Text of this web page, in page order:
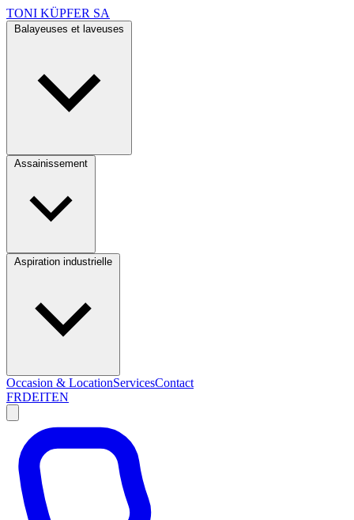
TONI KÜPFER SA
Occasion & LocationServicesContact
FRDEITEN